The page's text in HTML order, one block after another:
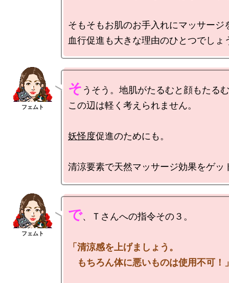
そもそもお肌のお手入れにマッサージ
そ うそう。地肌がたるむと顔もたる
この辺は軽く考えられません。
妖怪度促進のためにも。
で、Ｔさんへの指令その３。
「清涼感を上げましょう。
もちろん体に悪いものは使用不可！